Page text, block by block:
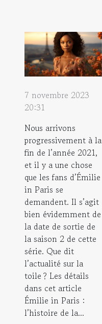
7 novembre 2023
20:31
Nous arrivons
progressivement à la
fin de l’année 2021,
et il y a une chose
que les fans d’Émilie
in Paris se
demandent. Il s’agit
bien évidemment de
la date de sortie de
la saison 2 de cette
série. Que dit
l’actualité sur la
toile ? Les détails
dans cet article
Émilie in Paris :
l’histoire de la...